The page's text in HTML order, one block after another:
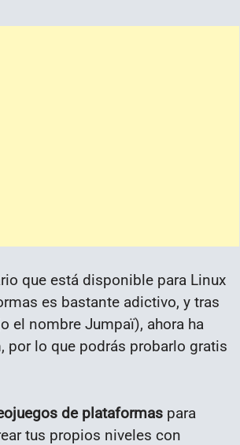
que está disponible para Linux
es bastante adictivo, y tras
el nombre Jumpaï), ahora ha
por lo que podrás probarlo gratis
de plataformas para
tus propios niveles con